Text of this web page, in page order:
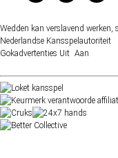
Wedden kan verslavend werken,
Nederlandse Kansspelautoriteit
Gokadvertenties Uit Aan